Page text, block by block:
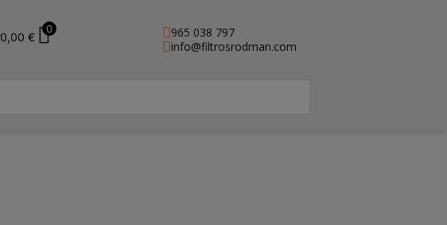
965 038 797
info@filtrosrodman.com
0,00 €
0